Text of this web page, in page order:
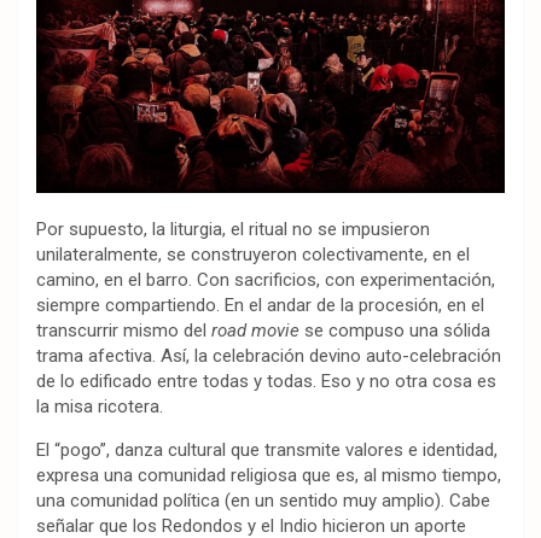
Por supuesto, la liturgia, el ritual no se impusieron
unilateralmente, se construyeron colectivamente, en el
camino, en el barro. Con sacrificios, con experimentación,
siempre compartiendo. En el andar de la procesión, en el
transcurrir mismo del road movie se compuso una sólida
trama afectiva. Así, la celebración devino auto-celebración
de lo edificado entre todas y todas. Eso y no otra cosa es
la misa ricotera.
El “pogo”, danza cultural que transmite valores e identidad,
expresa una comunidad religiosa que es, al mismo tiempo,
una comunidad política (en un sentido muy amplio). Cabe
señalar que los Redondos y el Indio hicieron un aporte